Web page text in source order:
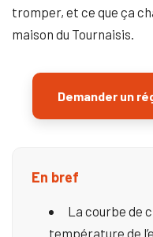
tromper, et ce que ça
maison du Tournaisis.
Demander un
En bref
La courbe de
température de